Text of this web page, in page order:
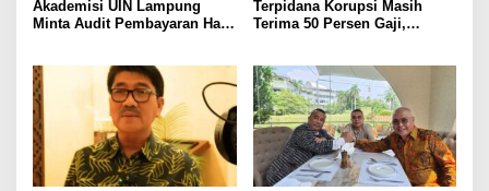
Akademisi UIN Lampung
Minta Audit Pembayaran Hak
Berlarut
Terpidana Korupsi Masih
Terima 50 Persen Gaji,